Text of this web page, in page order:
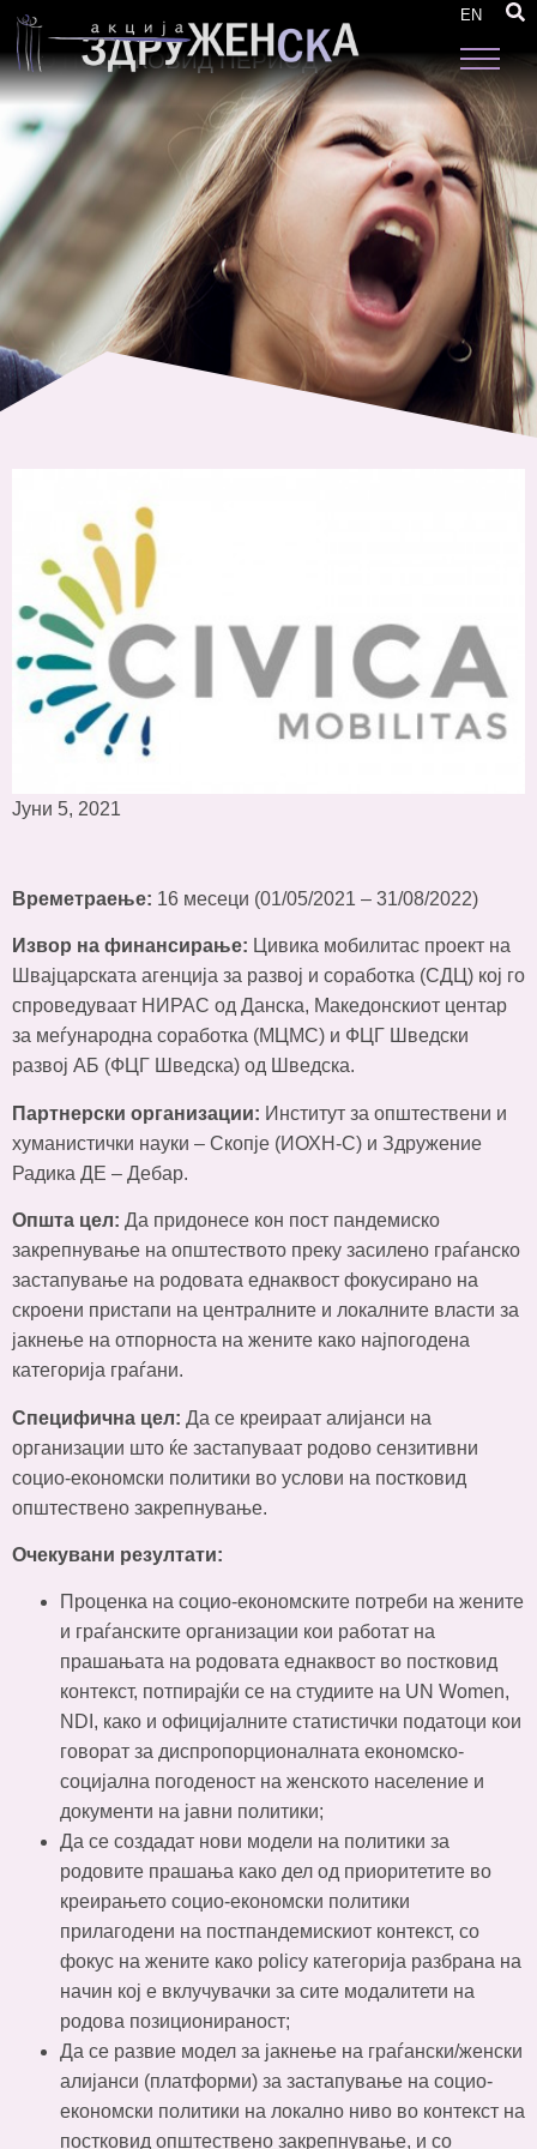
EN
ФОКУС – ЈАКНЕЊЕ НА РЕЗИЛИЕНТНОСТ
ВО ПОСТ-КОВИД ПЕРИОД
Јуни 5, 2021
Времетраење: 16 месеци (01/05/2021 – 31/08/2022)
Извор на финансирање: Цивика мобилитас проект на
Швајцарската агенција за развој и соработка (СДЦ) кој го
спроведуваат НИРАС од Данска, Македонскиот центар
за меѓународна соработка (МЦМС) и ФЦГ Шведски
развој АБ (ФЦГ Шведска) од Шведска.
Партнерски организации: Институт за општествени и
хуманистички науки – Скопје (ИОХН-С) и Здружение
Радика ДЕ – Дебар.
Општа цел: Да придонесе кон пост пандемиско
закрепнување на општеството преку засилено граѓанско
застапување на родовата еднаквост фокусирано на
скроени пристапи на централните и локалните власти за
јакнење на отпорноста на жените како најпогодена
категорија граѓани.
Специфична цел: Да се креираат алијанси на
организации што ќе застапуваат родово сензитивни
социо-економски политики во услови на постковид
општествено закрепнување.
Очекувани резултати:
Проценка на социо-економските потреби на жените
и граѓанските организации кои работат на
прашањата на родовата еднаквост во постковид
контекст, потпирајќи се на студиите на UN Women,
NDI, како и официјалните статистички податоци кои
говорат за диспропорционалната економско-
социјална погоденост на женското население и
документи на јавни политики;
Да се создадат нови модели на политики за
родовите прашања како дел од приоритетите во
креирањето социо-економски политики
прилагодени на постпандемискиот контекст, со
фокус на жените како policy категорија разбрана на
начин кој е вклучувачки за сите модалитети на
родова позиционираност;
Да се развие модел за јакнење на граѓански/женски
алијанси (платформи) за застапување на социо-
економски политики на локално ниво во контекст на
постковид општествено закрепнување, и со